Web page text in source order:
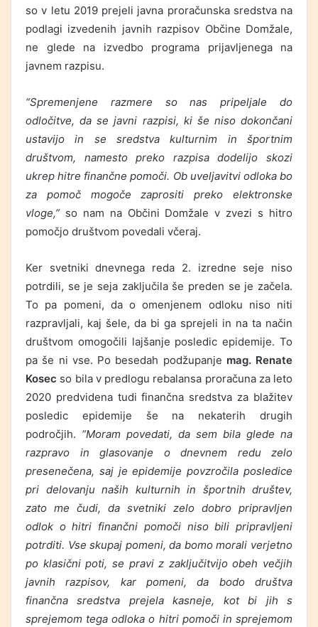
so v letu 2019 prejeli javna proračunska sredstva na
podlagi izvedenih javnih razpisov Občine Domžale,
ne glede na izvedbo programa prijavljenega na
javnem razpisu.
“Spremenjene razmere so nas pripeljale do
odločitve, da se javni razpisi, ki še niso dokončani
ustavijo in se sredstva kulturnim in športnim
društvom, namesto preko razpisa dodelijo skozi
ukrep hitre finančne pomoči. Ob uveljavitvi odloka bo
za pomoč mogoče zaprositi preko elektronske
vloge,” so nam na Občini Domžale v zvezi s hitro
pomočjo društvom povedali včeraj.
Ker svetniki dnevnega reda 2. izredne seje niso
potrdili, se je seja zaključila še preden se je začela.
To pa pomeni, da o omenjenem odloku niso niti
razpravljali, kaj šele, da bi ga sprejeli in na ta način
društvom omogočili lajšanje posledic epidemije. To
pa še ni vse. Po besedah podžupanje mag. Renate
Kosec so bila v predlogu rebalansa proračuna za leto
2020 predvidena tudi finančna sredstva za blažitev
posledic epidemije še na nekaterih drugih
področjih. “Moram povedati, da sem bila glede na
razpravo in glasovanje o dnevnem redu zelo
presenečena, saj je epidemije povzročila posledice
pri delovanju naših kulturnih in športnih društev,
zato me čudi, da svetniki zelo dobro pripravljen
odlok o hitri finančni pomoči niso bili pripravljeni
potrditi. Vse skupaj pomeni, da bomo morali verjetno
po klasični poti, se pravi z zaključitvijo obeh večjih
javnih razpisov, kar pomeni, da bodo društva
finančna sredstva prejela kasneje, kot bi jih s
sprejemom tega odloka o hitri pomoči in sprejemom